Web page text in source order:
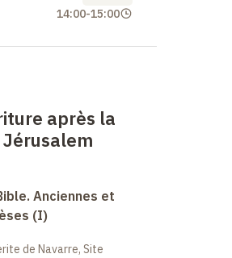
14:00-15:00
après la
Anciennes et
(I)
de Navarre, Site